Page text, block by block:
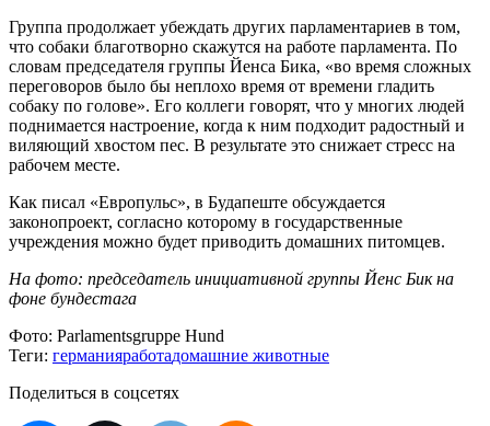
Группа продолжает убеждать других парламентариев в том,
что собаки благотворно скажутся на работе парламента. По
словам председателя группы Йенса Бика, «во время сложных
переговоров было бы неплохо время от времени гладить
собаку по голове». Его коллеги говорят, что у многих людей
поднимается настроение, когда к ним подходит радостный и
виляющий хвостом пес. В результате это снижает стресс на
рабочем месте.
Как писал «Европульс», в Будапеште обсуждается
законопроект, согласно которому в государственные
учреждения можно будет приводить домашних питомцев.
На фото: председатель инициативной группы Йенс Бик на
фоне бундестага
Фото: Parlamentsgruppe Hund
Теги: германияработадомашние животные
Поделиться в соцсетях